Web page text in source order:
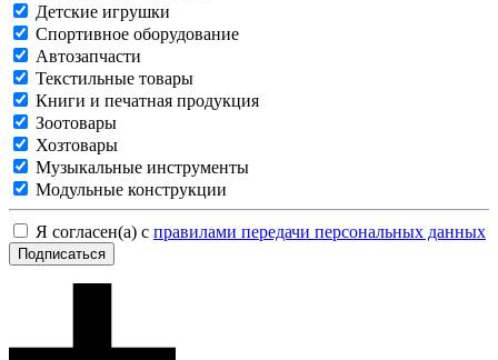
Детские игрушки
Спортивное оборудование
Автозапчасти
Текстильные товары
Книги и печатная продукция
Зоотовары
Хозтовары
Музыкальные инструменты
Модульные конструкции
Я согласен(а) с правилами передачи персональных данных
Подписаться